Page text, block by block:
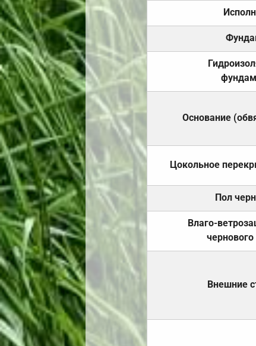
Основание
Цокольное
Пол
Влаго-
чернового
Внешние